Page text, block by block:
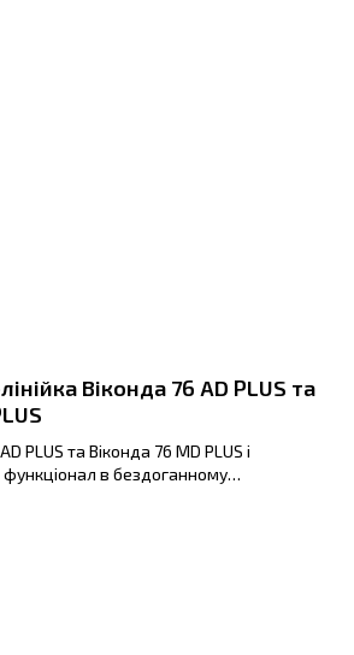
Віконда 76 AD PLUS та
PLUS та Віконда 76 МD PLUS і
функціонал в бездоганному…